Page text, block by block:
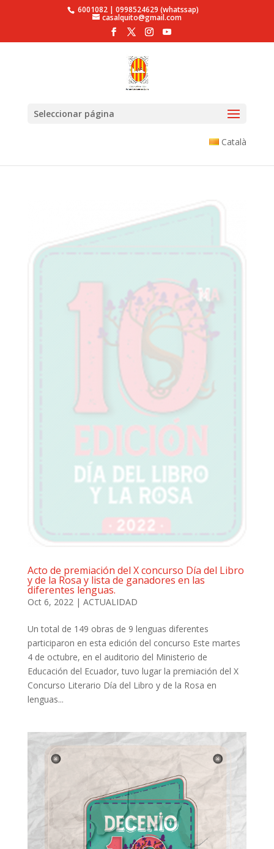
6001082 | 0998524629 (whatssap)
casalquito@gmail.com
Seleccionar página
Català
Acto de premiación del X concurso Día del Libro
y de la Rosa y lista de ganadores en las
diferentes lenguas.
Oct 6, 2022| ACTUALIDAD
Un total de 149 obras de 9 lenguas diferentes
participaron en esta edición del concurso Este martes
4 de octubre, en el auditorio del Ministerio de
Educación del Ecuador, tuvo lugar la premiación del X
Concurso Literario Día del Libro y de la Rosa en
lenguas...